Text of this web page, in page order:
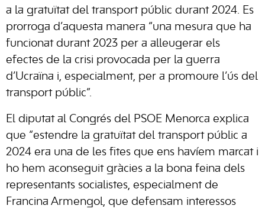
a la gratuïtat del transport públic durant 2024. Es
prorroga d’aquesta manera “una mesura que ha
funcionat durant 2023 per a alleugerar els
efectes de la crisi provocada per la guerra
d’Ucraïna i, especialment, per a promoure l’ús del
transport públic”.
El diputat al Congrés del PSOE Menorca explica
que “estendre la gratuïtat del transport públic a
2024 era una de les fites que ens havíem marcat i
ho hem aconseguit gràcies a la bona feina dels
representants socialistes, especialment de
Francina Armengol, que defensam interessos